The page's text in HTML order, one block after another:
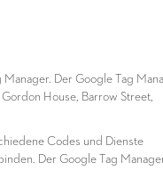
Der Google Tag
House, Barrow Street,
Codes und Dienste
Der Google Tag